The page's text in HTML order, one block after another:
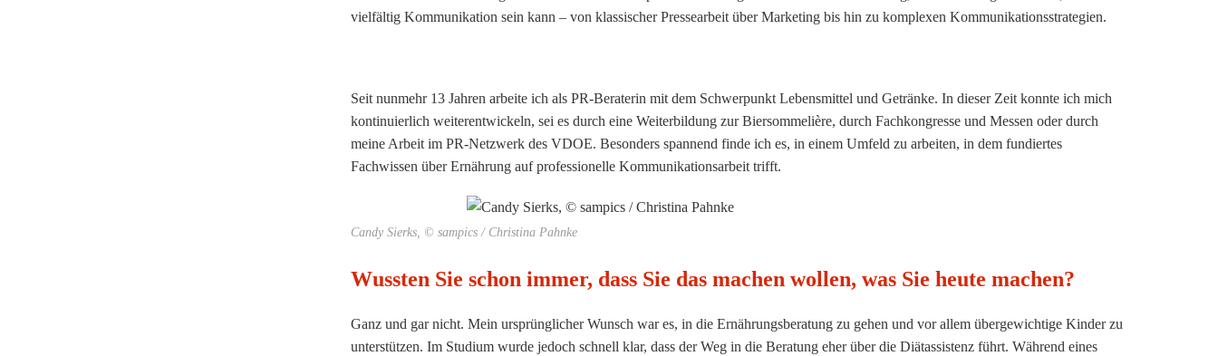
vielfältig Kommunikation sein kann – von klassischer Pressearbeit über Marketing bis hin zu komplexen Kommunikationsstrategien.
Seit nunmehr 13 Jahren arbeite ich als PR-Beraterin mit dem Schwerpunkt Lebensmittel und Getränke. In dieser Zeit konnte ich mich
kontinuierlich weiterentwickeln, sei es durch eine Weiterbildung zur Biersommelière, durch Fachkongresse und Messen oder durch
meine Arbeit im PR-Netzwerk des VDOE. Besonders spannend finde ich es, in einem Umfeld zu arbeiten, in dem fundiertes
Fachwissen über Ernährung auf professionelle Kommunikationsarbeit trifft.
Candy Sierks, © sampics / Christina Pahnke
Wussten Sie schon immer, dass Sie das machen wollen, was Sie heute machen?
Ganz und gar nicht. Mein ursprünglicher Wunsch war es, in die Ernährungsberatung zu gehen und vor allem übergewichtige Kinder zu
unterstützen. Im Studium wurde jedoch schnell klar, dass der Weg in die Beratung eher über die Diätassistenz führt. Während eines